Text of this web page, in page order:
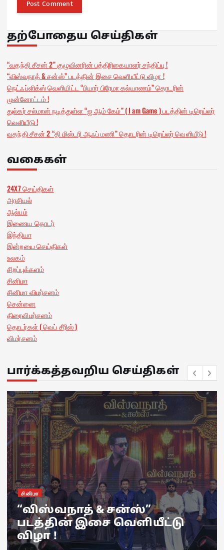
தற்போதைய செய்திகள்
“வதந்தி சீசன் 2” குழுவினரின் பத்திரிகையாளர் சந்திப்பு !
“விஸ்வநாத் & சன்ஸ்” படத்தின் இசை வெளியீட்டு விழா !
நெட்ஃப்ளிக்ஸ் வெளியிட்ட “பியார் பிரேமா கல்யாணம்” தொடரின்
முன்னோட்டம் !
துல்கர் சல்மான் நடித்துள்ள “ஐ ஆம் கேம்” ( I am Game ) படத்தின் டிரெய்லர்
வெளியீடு !
வதந்தி சீசன் 2 “தி மிஸ்டரி ஆஃப் மணி” தொடரின் டிரெய்லர் வெளியீடு !
வகைகள்
24X7 செய்திகள்
அரசியல்
ஆல்பம்
இணைய தொடர்
இந்தியா
இன்றயை செய்திகள்
உலகம்
சிறப்புக்களம்
சினிமா
சினிமா விமர்சனம்
சென்னை
திரைவிமர்சனம்
தொடர்கள் ( வெப் சீரிஸ் )
விமர்சனம்
பார்க்கத்தவறிய செய்திகள்
இணைய தொடர்
நெட்ஃப்ளிக்ஸ் வெளியிட்ட
“பியார் பிரேமா கல்யாணம்”
தொடரின் முன்னோட்டம் !